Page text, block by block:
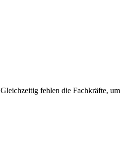
fehlen die Fachkräfte, um